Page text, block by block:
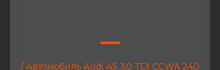
/ Автомобиль Audi A5 3.0 TDI CCWA 240